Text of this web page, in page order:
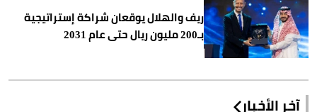
ريف والهلال يوقعان شراكة إستراتيجية
بـ200 مليون ريال حتى عام 2031
آخر الأخبار